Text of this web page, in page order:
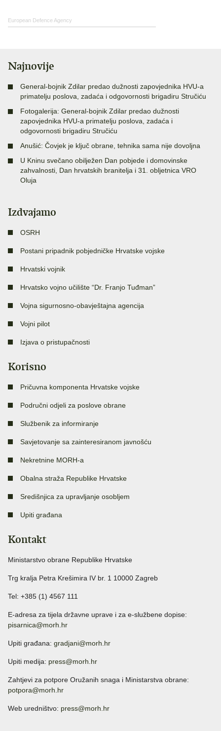
European Defence Agency
Najnovije
General-bojnik Zdilar predao dužnosti zapovjednika HVU-a
primatelju poslova, zadaća i odgovornosti brigadiru Stručiću
Fotogalerija: General-bojnik Zdilar predao dužnosti
zapovjednika HVU-a primatelju poslova, zadaća i
odgovornosti brigadiru Stručiću
Anušić: Čovjek je ključ obrane, tehnika sama nije dovoljna
U Kninu svečano obilježen Dan pobjede i domovinske
zahvalnosti, Dan hrvatskih branitelja i 31. obljetnica VRO
Oluja
Izdvajamo
OSRH
Postani pripadnik pobjedničke Hrvatske vojske
Hrvatski vojnik
Hrvatsko vojno učilište “Dr. Franjo Tuđman”
Vojna sigurnosno-obavještajna agencija
Vojni pilot
Izjava o pristupačnosti
Korisno
Pričuvna komponenta Hrvatske vojske
Područni odjeli za poslove obrane
Službenik za informiranje
Savjetovanje sa zainteresiranom javnošću
Nekretnine MORH-a
Obalna straža Republike Hrvatske
Središnjica za upravljanje osobljem
Upiti građana
Kontakt
Ministarstvo obrane Republike Hrvatske
Trg kralja Petra Krešimira IV br. 1 10000 Zagreb
Tel: +385 (1) 4567 111
E-adresa za tijela državne uprave i za e-službene dopise:
pisarnica@morh.hr
Upiti građana: gradjani@morh.hr
Upiti medija: press@morh.hr
Zahtjevi za potpore Oružanih snaga i Ministarstva obrane:
potpora@morh.hr
Web uredništvo: press@morh.hr